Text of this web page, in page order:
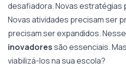
desafiadora. Novas estratégias
Novas atividades precisam ser
precisam ser expandidos.
inovadoressão essenciais.
viabilizá-los na sua escola?